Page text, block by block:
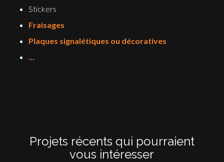
Stickers
Fraisages
Plaques signalétiques ou décoratives
Projets récents qui pourraient
vous intéresser